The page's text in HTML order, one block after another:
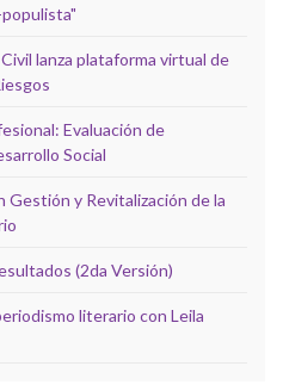
lanza plataforma virtual de
Evaluación de
Social
y Revitalización de la
(2da Versión)
literario con Leila